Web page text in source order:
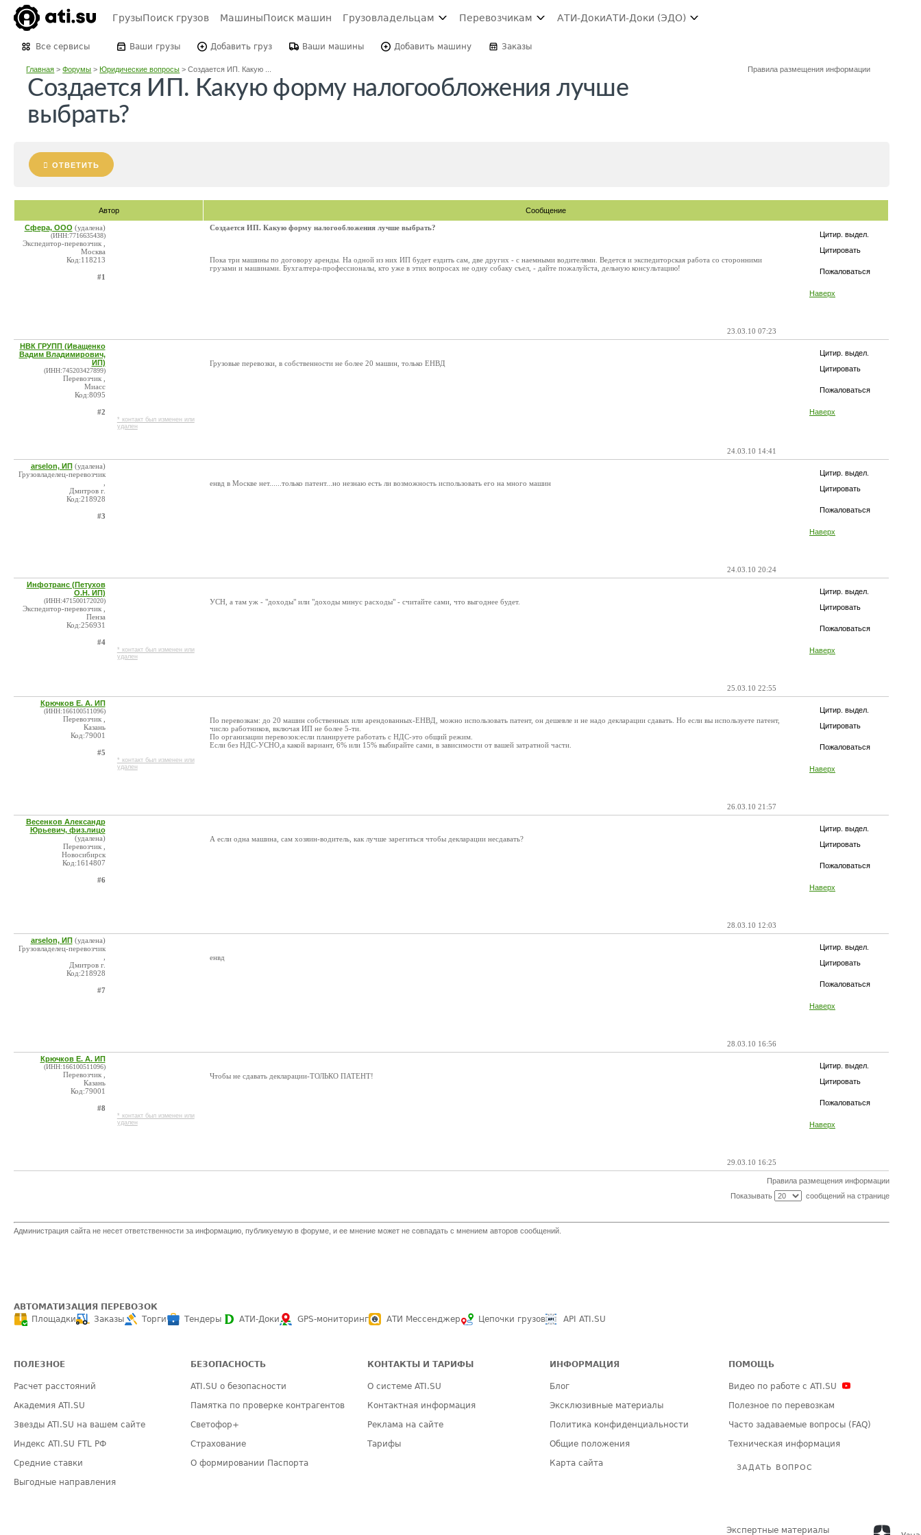
ГрузыПоиск грузов МашиныПоиск машин Грузовладельцам Перевозчикам АТИ-ДокиАТИ-Доки (ЭДО)
Все сервисы Ваши грузы Добавить груз Ваши машины Добавить машину Заказы
Главная >Форумы >Юридические вопросы >Создается ИП. Какую ... Правила размещения информации
Создается ИП. Какую форму налогообложения лучше
выбрать?
ОТВЕТИТЬ
Автор Сообщение
Цитир. выдел.
Цитировать
Пожаловаться
Наверх
Сфера, ООО (удалена)
(ИНН:7716635438)
Экспедитор-перевозчик ,
Москва
Код:118213
#1
Создается ИП. Какую форму налогообложения лучше выбрать?
Пока три машины по договору аренды. На одной из них ИП будет ездить сам, две других - с наемными водителями. Ведется и экспедиторская работа со сторонними
грузами и машинами. Бухгалтера-профессионалы, кто уже в этих вопросах не одну собаку съел, - дайте пожалуйста, дельную консультацию!
23.03.10 07:23
Цитир. выдел.
Цитировать
Пожаловаться
Наверх
НВК ГРУПП (Иващенко
Вадим Владимирович,
ИП)
(ИНН:745203427899)
Перевозчик ,
Миасс
Код:8095
#2
* контакт был изменен или
удален
Грузовые перевозки, в собственности не более 20 машин, только ЕНВД
24.03.10 14:41
Цитир. выдел.
Цитировать
Пожаловаться
Наверх
arselon, ИП (удалена)
Грузовладелец-перевозчик
Дмитров г.
Код:218928
#3
енвд в Москве нет......только патент...но незнаю есть ли возможность использовать его на много машин
24.03.10 20:24
Цитир. выдел.
Цитировать
Пожаловаться
Наверх
Инфотранс (Петухов
О.Н. ИП)
(ИНН:471500172020)
Экспедитор-перевозчик ,
Пенза
Код:256931
#4
* контакт был изменен или
удален
УСН, а там уж - "доходы" или "доходы минус расходы" - считайте сами, что выгоднее будет.
25.03.10 22:55
Цитир. выдел.
Цитировать
Пожаловаться
Наверх
Крючков Е. А. ИП
(ИНН:166100511096)
Перевозчик ,
Казань
Код:79001
#5
* контакт был изменен или
удален
По перевозкам: до 20 машин собственных или арендованных-ЕНВД, можно использовать патент, он дешевле и не надо декларации сдавать. Но если вы используете патент,
число работников, включая ИП не более 5-ти.
По организации перевозок:если планируете работать с НДС-это общий режим.
Если без НДС-УСНО,а какой вариант, 6% или 15% выбирайте сами, в зависимости от вашей затратной части.
26.03.10 21:57
Цитир. выдел.
Цитировать
Пожаловаться
Наверх
Весенков Александр
Юрьевич, физ.лицо
(удалена)
Перевозчик ,
Новосибирск
Код:1614807
#6
А если одна машина, сам хозяин-водитель, как лучше зарегиться чтобы декларации несдавать?
28.03.10 12:03
Цитир. выдел.
Цитировать
Пожаловаться
Наверх
arselon, ИП (удалена)
Грузовладелец-перевозчик
Дмитров г.
Код:218928
#7
енвд
28.03.10 16:56
Цитир. выдел.
Цитировать
Пожаловаться
Наверх
Крючков Е. А. ИП
(ИНН:166100511096)
Перевозчик ,
Казань
Код:79001
#8
* контакт был изменен или
удален
Чтобы не сдавать декларации-ТОЛЬКО ПАТЕНТ!
29.03.10 16:25
Правила размещения информации
Показывать
сообщений на странице
Администрация сайта не несет ответственности за информацию, публикуемую в форуме, и ее мнение может не совпадать с мнением авторов сообщений.
АВТОМАТИЗАЦИЯ ПЕРЕВОЗОК
Площадки
Заказы Торги Тендеры АТИ-Доки GPS-мониторинг АТИ Мессенджер Цепочки грузов API ATI.SU
ПОЛЕЗНОЕ
Расчет расстояний
Академия ATI.SU
Звезды ATI.SU на вашем сайте
Индекс ATI.SU FTL РФ
Средние ставки
Выгодные направления
БЕЗОПАСНОСТЬ
ATI.SU о безопасности
Памятка по проверке контрагентов
Светофор+
Страхование
О формировании Паспорта
КОНТАКТЫ И ТАРИФЫ
О системе ATI.SU
Контактная информация
Реклама на сайте
Тарифы
ИНФОРМАЦИЯ
Блог
Эксклюзивные материалы
Политика конфиденциальности
Общие положения
Карта сайта
ПОМОЩЬ
Видео по работе с ATI.SU
Полезное по перевозкам
Часто задаваемые вопросы (FAQ)
Техническая информация
ЗАДАТЬ ВОПРОС
Экспертные материалы